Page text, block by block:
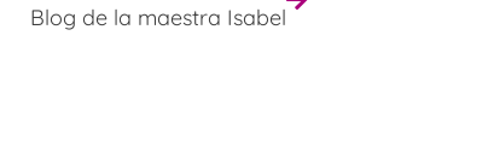
Blog de la maestra Isabel